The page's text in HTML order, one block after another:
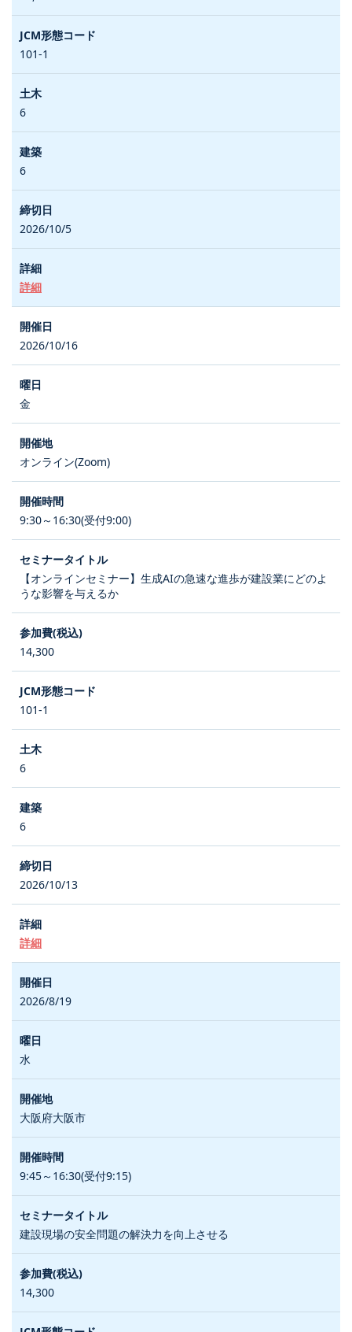
101-1
6
6
2026/10/5
詳細
2026/10/16
金
オンライン(Zoom)
9:30～16:30(受付9:00)
【オンラインセミナー】生成AIの急速な進歩が建設業にどのよ
うな影響を与えるか
14,300
101-1
6
6
2026/10/13
詳細
2026/8/19
水
大阪府大阪市
9:45～16:30(受付9:15)
建設現場の安全問題の解決力を向上させる
14,300